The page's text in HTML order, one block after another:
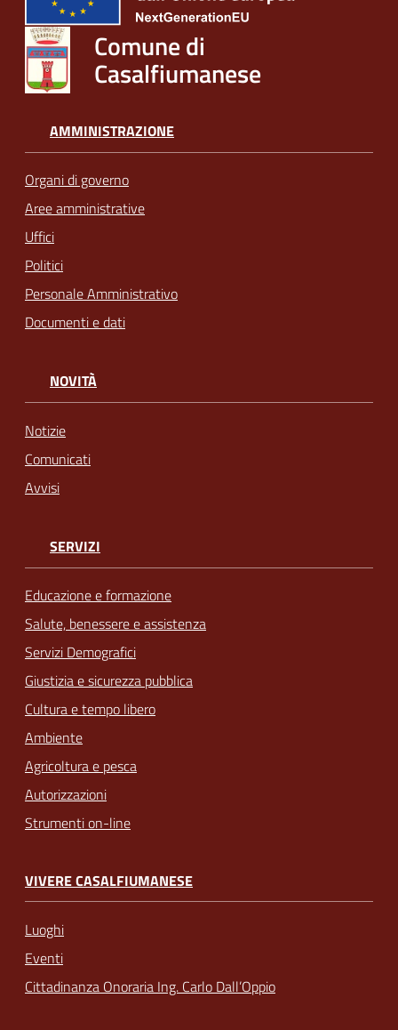
Comune di
Casalfiumanese
AMMINISTRAZIONE
Organi di governo
Aree amministrative
Uffici
Politici
Personale Amministrativo
Documenti e dati
NOVITÀ
Notizie
Comunicati
Avvisi
SERVIZI
Educazione e formazione
Salute, benessere e assistenza
Servizi Demografici
Giustizia e sicurezza pubblica
Cultura e tempo libero
Ambiente
Agricoltura e pesca
Autorizzazioni
Strumenti on-line
VIVERE CASALFIUMANESE
Luoghi
Eventi
Cittadinanza Onoraria Ing. Carlo Dall’Oppio